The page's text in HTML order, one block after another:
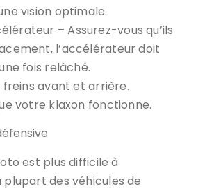
vision optimale.
– Assurez-vous qu’ils
l’accélérateur doit
fois relâché.
freins avant et arrière.
votre klaxon fonctionne.
est plus difficile à
des véhicules de